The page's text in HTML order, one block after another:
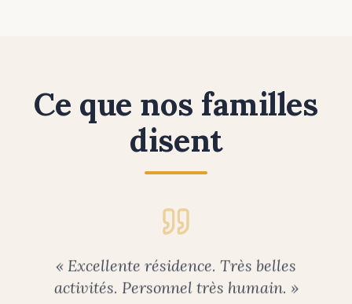
Ce que nos familles
disent
Personnel exceptionnel. Bravo à toute
l'équipe.»